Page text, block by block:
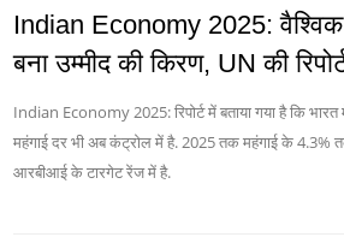
Indian Economy 2025: वैश्विक
बना उम्मीद की किरण, UN की
Indian Economy 2025: रिपोर्ट में बताया गया है कि
महंगाई दर भी अब कंट्रोल में है. 2025 तक महंगाई के 4.3%
आरबीआई के टारगेट रेंज में है.